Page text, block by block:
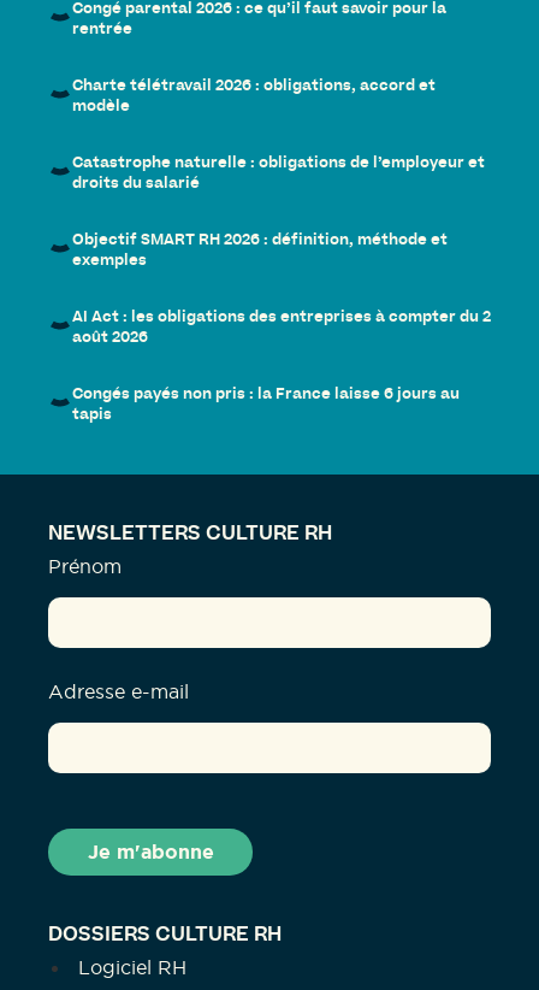
Congé parental 2026 : ce qu’il faut savoir pour la
rentrée
Charte télétravail 2026 : obligations, accord et
modèle
Catastrophe naturelle : obligations de l’employeur et
droits du salarié
Objectif SMART RH 2026 : définition, méthode et
exemples
AI Act : les obligations des entreprises à compter du 2
août 2026
Congés payés non pris : la France laisse 6 jours au
tapis
DOSSIERS CULTURE RH
Logiciel RH
NEWSLETTERS CULTURE RH
Prénom
Adresse e-mail